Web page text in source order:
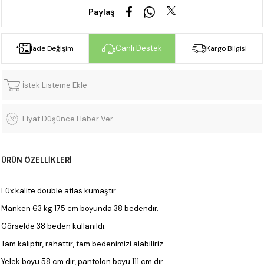
Paylaş
İade Değişim Canlı Destek Kargo Bilgisi
İstek Listeme Ekle
Fiyat Düşünce Haber Ver
ÜRÜN ÖZELLIKLERI
Lüx kalite double atlas kumaştır.
Manken 63 kg 175 cm boyunda 38 bedendir.
Görselde 38 beden kullanıldı.
Tam kalıptır, rahattır, tam bedenimizi alabiliriz.
Yelek boyu 58 cm dir, pantolon boyu 111 cm dir.